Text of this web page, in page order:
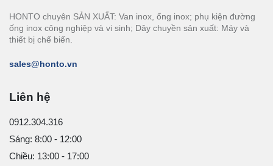
HONTO chuyên SẢN XUẤT: Van inox, ống inox; phụ kiện đường
ống inox công nghiệp và vi sinh; Dây chuyền sản xuất: Máy và
thiết bị chế biến.
sales@honto.vn
Liên hệ
0912.304.316
Sáng: 8:00 - 12:00
Chiều: 13:00 - 17:00